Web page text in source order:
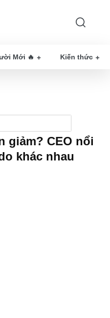
Mới 🔥 Kiến thức
giảm? CEO nổi
khác nhau